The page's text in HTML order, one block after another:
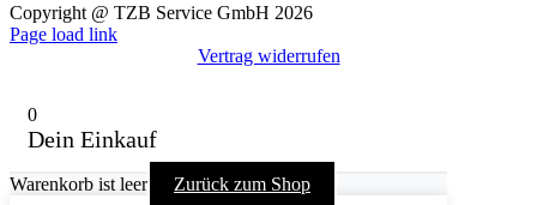
Copyright @ TZB Service GmbH 2026
Facebook
YouTube
Instagram
Xing
Page load link
Vertrag widerrufen
0
Dein Einkauf
Warenkorb ist leer Zurück zum Shop